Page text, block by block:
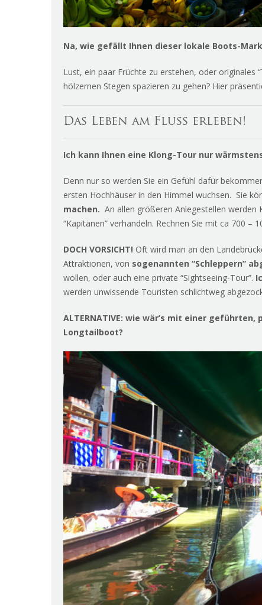
Na, wie gefällt Ihnen dieser lokale Boots-
Lust, ein paar Früchte zu erstehen, oder originales
hölzernen Stegen spazieren zu gehen? Hier
Das Leben am Fluss erleben!
Ich kann Ihnen eine Klong-Tour nur
Denn nur so werden Sie ein Gefühl dafür
ersten Hochhäuser in den Himmel wuchsen. Sie
machen. An allen größeren Anlegestellen
“Kapitänen” verhandeln. Rechnen Sie mit ca 700 –
DOCH VORSICHT! Oft wird man an den
Attraktionen, von sogenannten “Schleppern”
wollen, oder auch eine private “Sightseeing-Tour”.
werden unwissende Touristen schlichtweg
ALTERNATIVE: wie wär’s mit einer geführten,
Longtailboot?